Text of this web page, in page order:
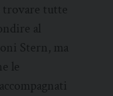
trovare tutte
al
Stern, ma
le